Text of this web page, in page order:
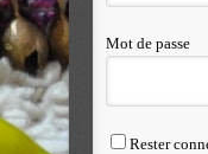
Mot de passe
Rester